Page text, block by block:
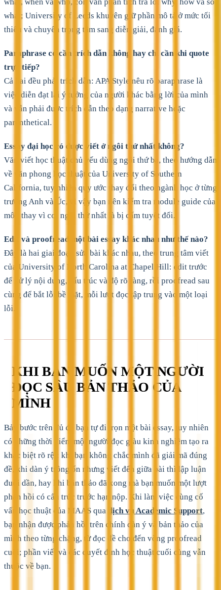
what; University of Leeds khuyên giữ phần mô tả ở mức tối
thiểu và chuyển trọng tâm sang diễn giải, đánh giá.
Paraphrase có cần trích dẫn không hay chỉ cần khi quote
trực tiếp?
Cả hai đều phải trích dẫn: APA Style nêu rõ paraphrase là
việc diễn đạt lại ý tưởng của người khác bằng lời của mình
và vẫn phải được trích dẫn theo dạng narrative hoặc
parenthetical.
Essay đại học có được viết ở ngôi thứ nhất không?
Văn viết học thuật chủ yếu dùng ngôi thứ ba, theo hướng dẫn
về văn phong học thuật của University of Southern
California, tuy nhiên quy ước thay đổi theo ngành học ở từng
trường Anh và Úc, vì vậy bạn nên kiểm tra module guide của
môn thay vì coi ngôi thứ nhất là bị cấm tuyệt đối.
Edit và proofread một bài essay khác nhau như thế nào?
Đây là hai giai đoạn sửa bài khác nhau, theo trung tâm viết
của University of North Carolina at Chapel Hill: edit trước
để xử lý nội dung, cấu trúc và độ rõ ràng, rồi proofread sau
cùng để bắt lỗi bề mặt, mỗi lượt đọc tập trung vào một loại
lỗi.
KHI BẠN MUỐN MỘT NGƯỜI
ĐỌC SÂU BẢN THẢO CỦA
MÌNH
Bảy bước trên đủ để bạn tự đi trọn một bài essay, tuy nhiên
có những thời điểm một người đọc giàu kinh nghiệm tạo ra
khác biệt rõ rệt: khi bạn không chắc mình đã giải mã đúng
đề, khi dàn ý trông ổn nhưng viết đến giữa bài thì lập luận
đuối dần, hay khi bản thảo đã xong mà bạn muốn một lượt
phản hồi có cấu trúc trước hạn nộp. Khi làm việc cùng cố
vấn học thuật của MAAS qua dịch vụ Academic Support,
bạn nhận được phản hồi trên chính dàn ý và bản thảo của
mình theo từng chặng, từ đọc đề cho đến vòng proofread
cuối; phần viết và các quyết định học thuật cuối cùng vẫn
thuộc về bạn.